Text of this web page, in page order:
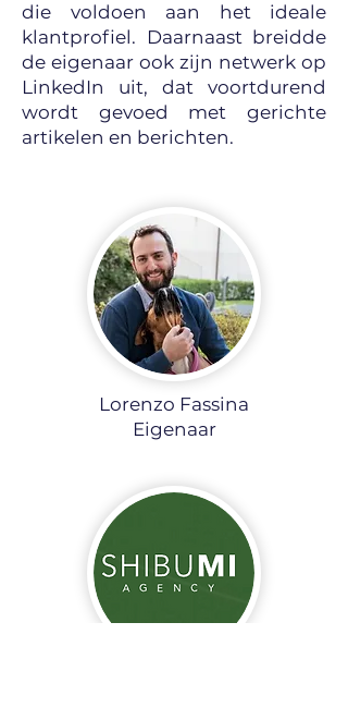
die voldoen aan het ideale
klantprofiel. Daarnaast breidde
de eigenaar ook zijn netwerk op
LinkedIn uit, dat voortdurend
wordt gevoed met gerichte
artikelen en berichten.
Lorenzo Fassina
Eigenaar